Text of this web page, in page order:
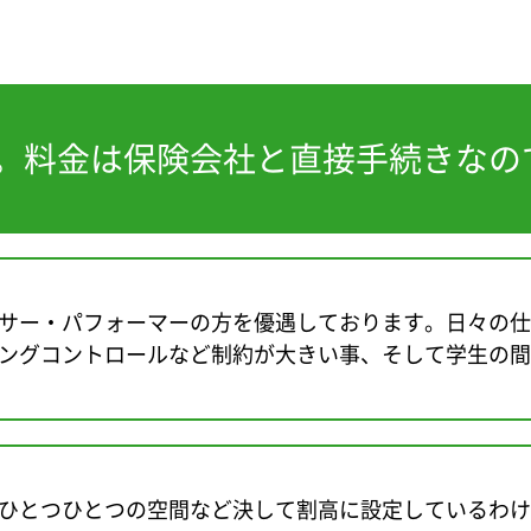
料金は保険会社と直接手続きな
ー・パフォーマーの方を優遇しております。日々の
グコントロールなど制約が大きい事、そして学生の
とつひとつの空間など決して割高に設定しているわ